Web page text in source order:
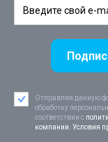
Отправляя данную
обработку
соответствии c
компании. Условия